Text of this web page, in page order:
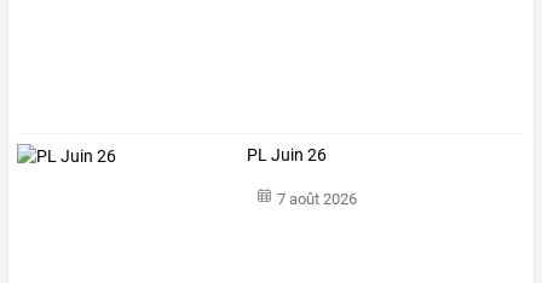
PL Juin 26
7 août 2026